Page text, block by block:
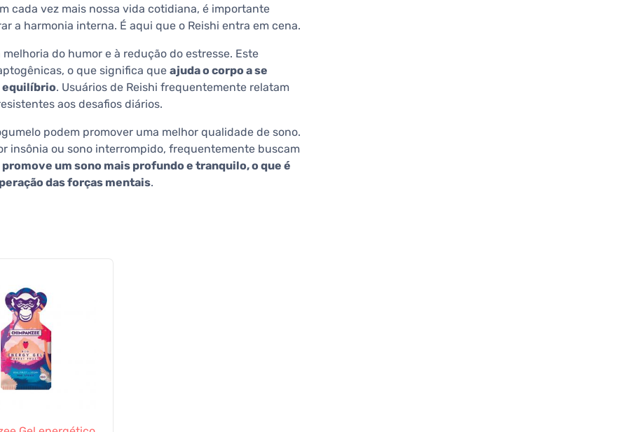
cada vez mais nossa vida cotidiana, é importante
a harmonia interna. É aqui que o Reishi entra em cena.
do humor e à redução do estresse. Este
o que significa que ajuda o corpo a se
equilíbrio. Usuários de Reishi frequentemente relatam
aos desafios diários.
podem promover uma melhor qualidade de sono.
insônia ou sono interrompido, frequentemente buscam
promove um sono mais profundo e tranquilo, o que é
das forças mentais.